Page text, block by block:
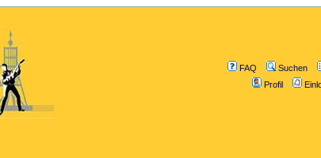
FAQ
Suchen
Profil